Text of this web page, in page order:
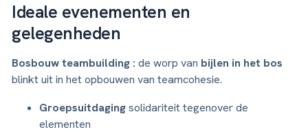
Ideale evenementen en
gelegenheden
Bosbouw teambuilding : de worp van bijlen in het bos
blinkt uit in het opbouwen van teamcohesie.
Groepsuitdagingsolidariteit tegenover de
elementen